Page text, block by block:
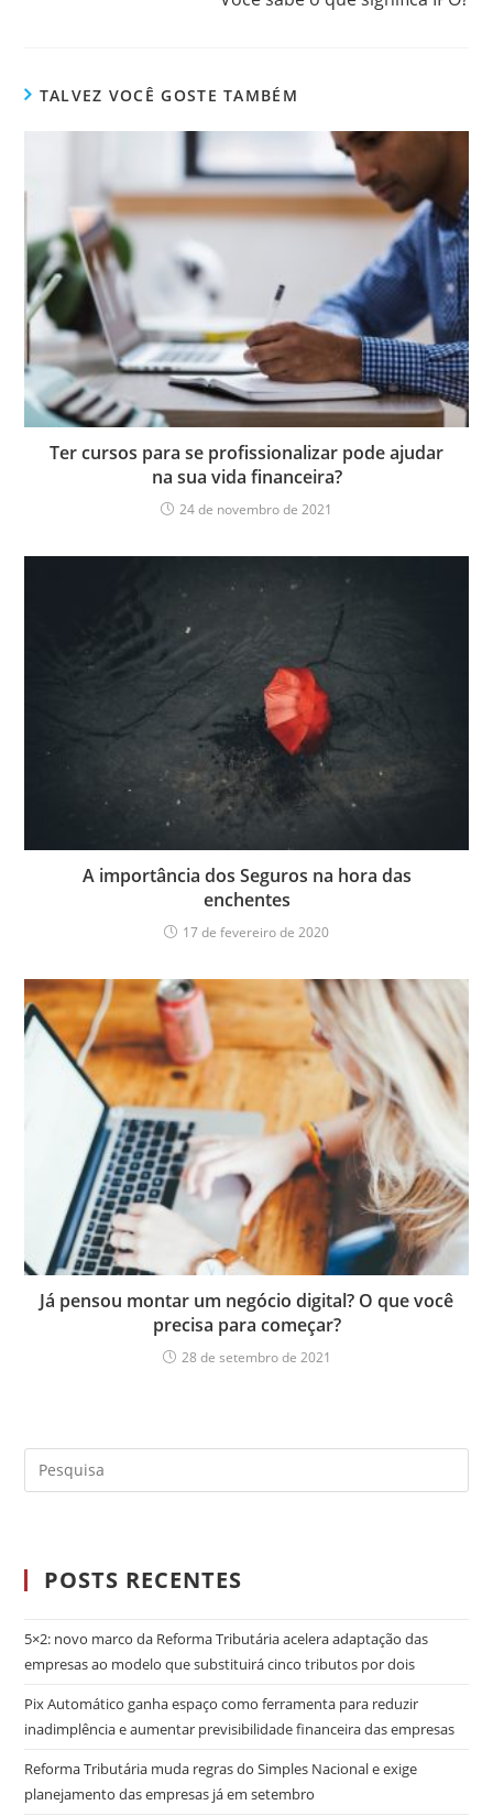
TALVEZ VOCÊ GOSTE TAMBÉM
Ter cursos para se profissionalizar pode ajudar
na sua vida financeira?
24 de novembro de 2021
A importância dos Seguros na hora das
enchentes
17 de fevereiro de 2020
Já pensou montar um negócio digital? O que você
precisa para começar?
28 de setembro de 2021
POSTS RECENTES
5×2: novo marco da Reforma Tributária acelera adaptação das
empresas ao modelo que substituirá cinco tributos por dois
Pix Automático ganha espaço como ferramenta para reduzir
inadimplência e aumentar previsibilidade financeira das empresas
Reforma Tributária muda regras do Simples Nacional e exige
planejamento das empresas já em setembro